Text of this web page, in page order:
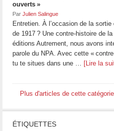
ouverts »
Par Julien Salingue
Entretien. À l’occasion de la
de 1917 ? Une contre-histoire de
éditions Autrement, nous avons
parole du NPA. Avec cette «
tu te situes dans une … [Lire la
Plus d'articles de cette catégorie
ÉTIQUETTES